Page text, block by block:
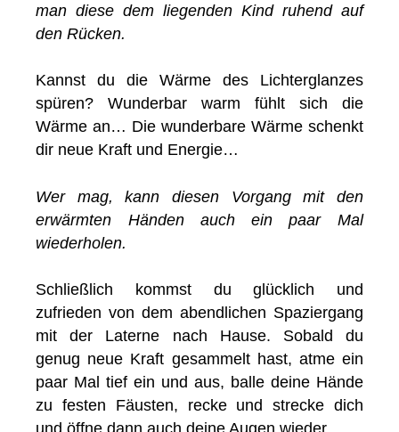
man diese dem liegenden Kind ruhend auf
den Rücken.
Kannst du die Wärme des Lichterglanzes
spüren? Wunderbar warm fühlt sich die
Wärme an… Die wunderbare Wärme schenkt
dir neue Kraft und Energie…
Wer mag, kann diesen Vorgang mit den
erwärmten Händen auch ein paar Mal
wiederholen.
Schließlich kommst du glücklich und
zufrieden von dem abendlichen Spaziergang
mit der Laterne nach Hause. Sobald du
genug neue Kraft gesammelt hast, atme ein
paar Mal tief ein und aus, balle deine Hände
zu festen Fäusten, recke und strecke dich
und öffne dann auch deine Augen wieder…